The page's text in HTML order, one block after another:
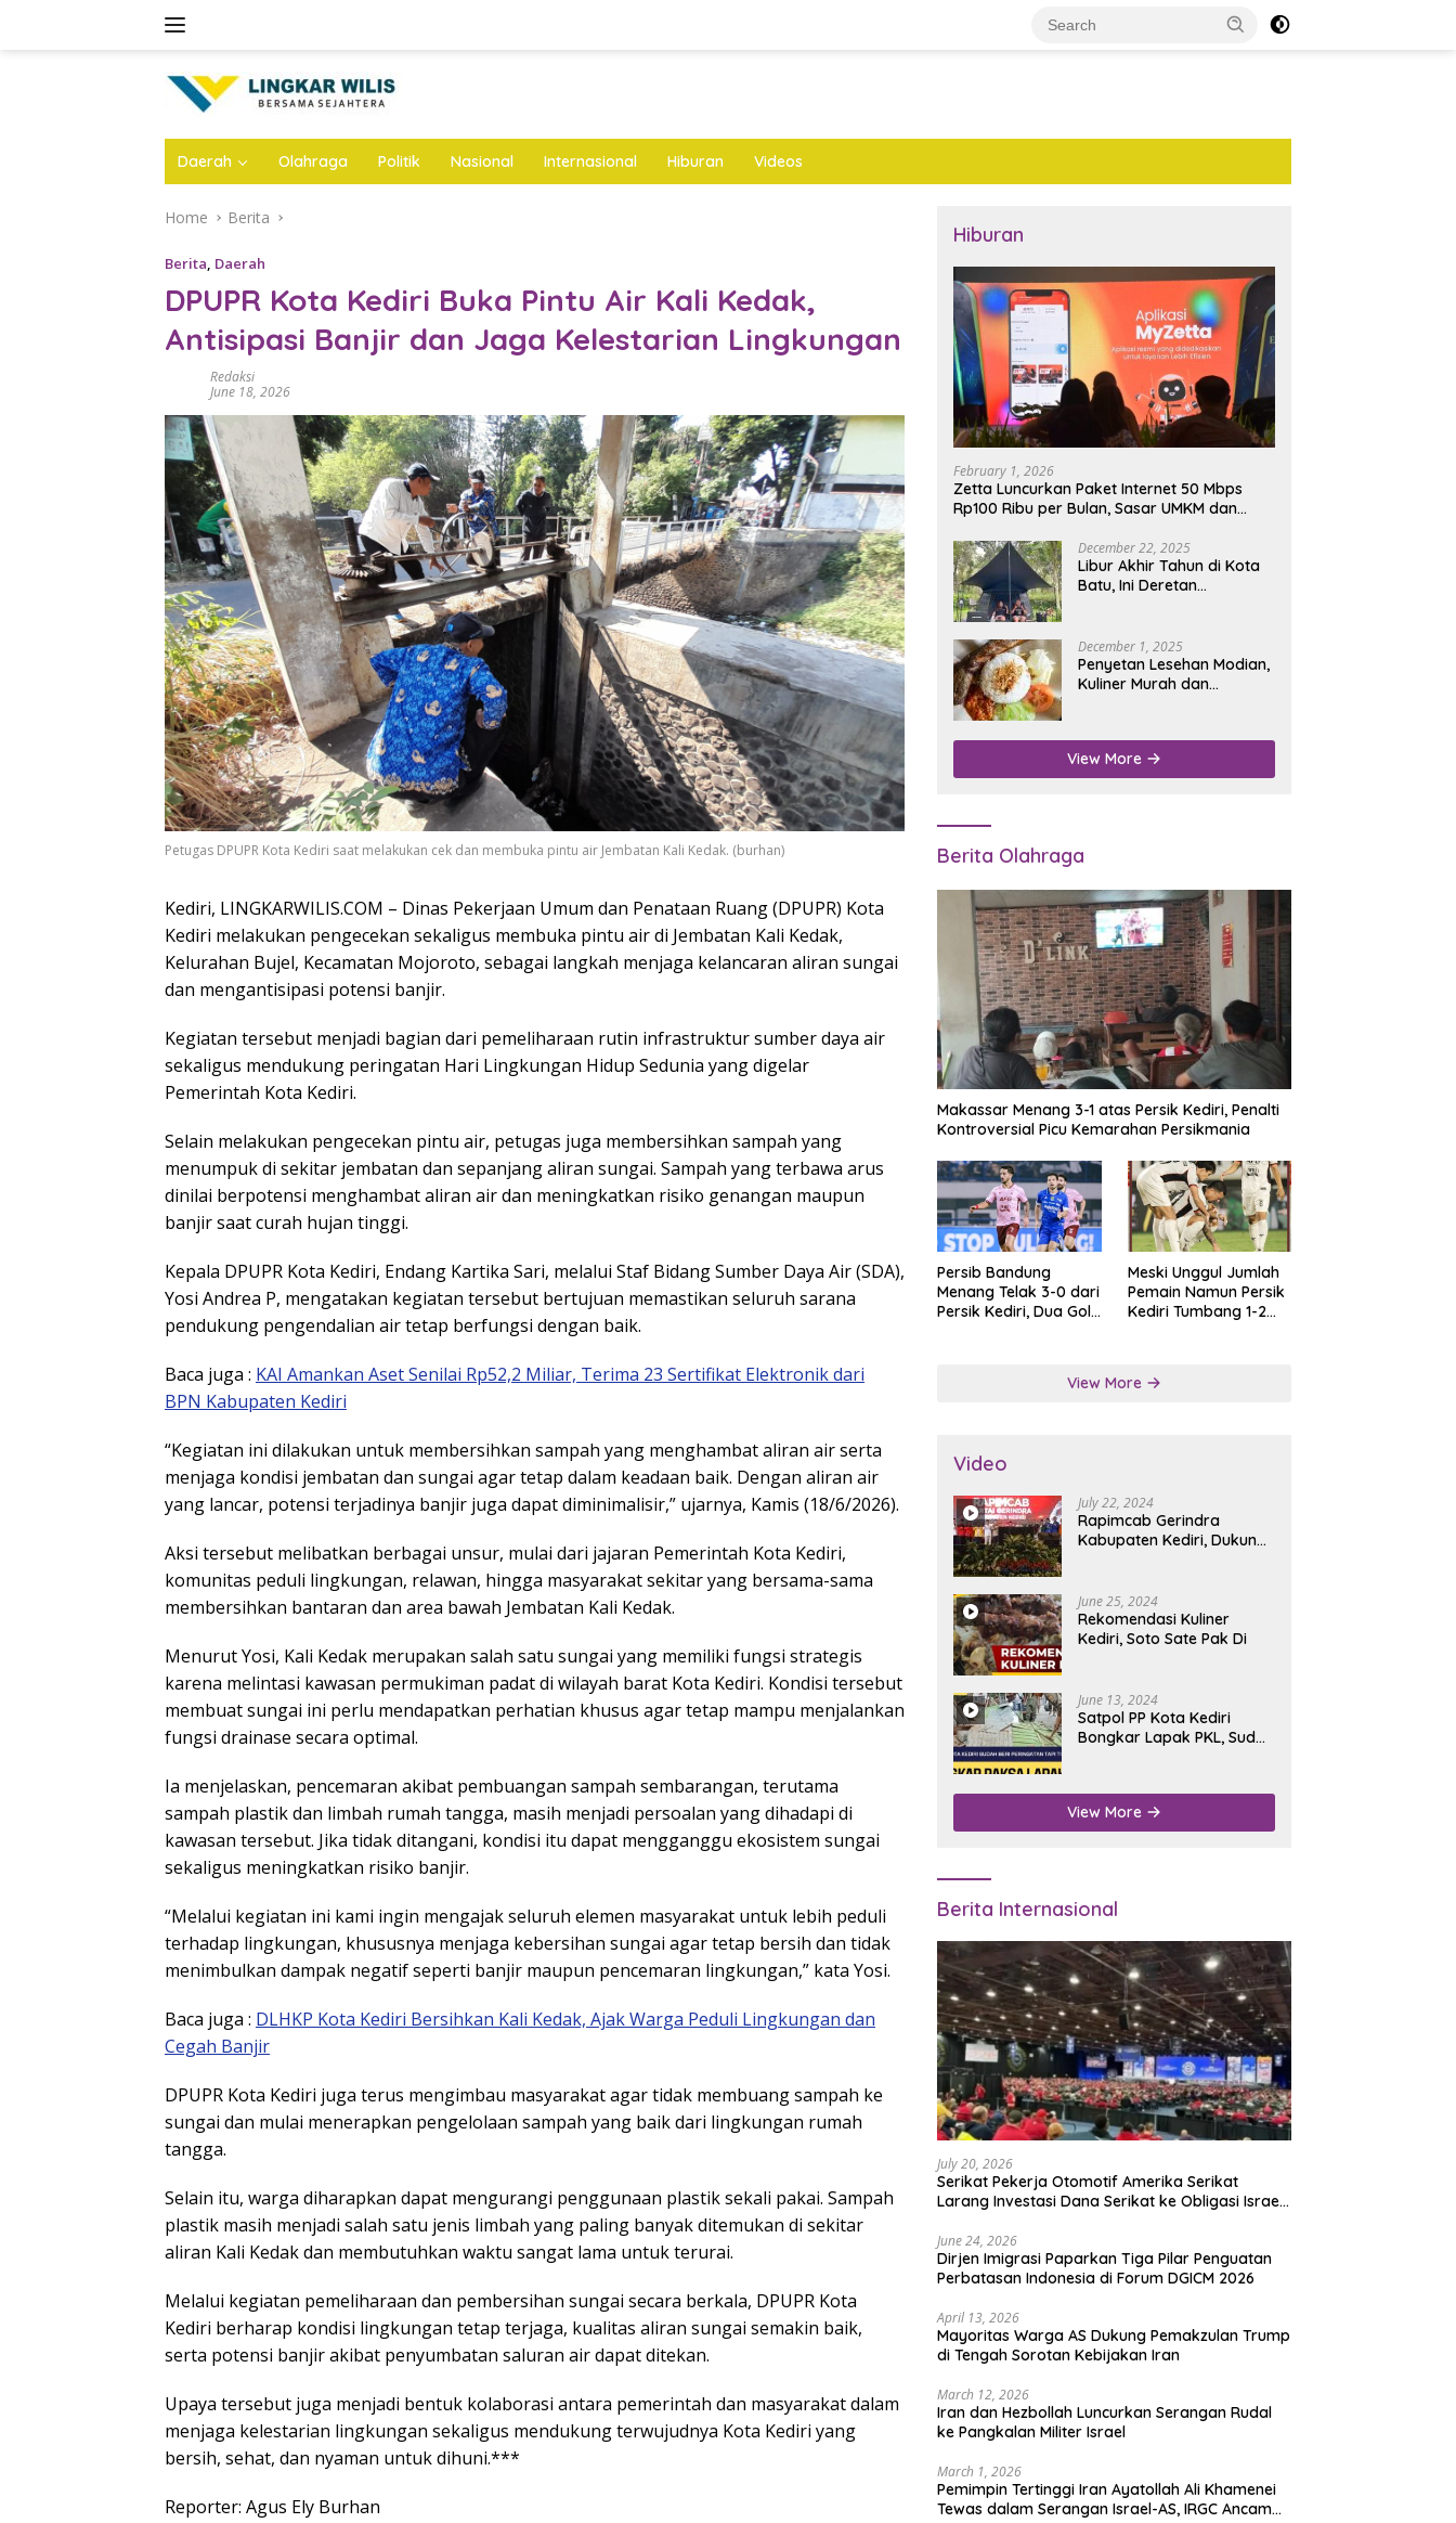
Daerah Olahraga Politik Nasional Internasional Hiburan Videos
Home Berita
Berita, Daerah
DPUPR Kota Kediri Buka Pintu Air Kali Kedak,
Antisipasi Banjir dan Jaga Kelestarian Lingkungan
Redaksi
June 18, 2026
Petugas DPUPR Kota Kediri saat melakukan cek dan membuka pintu air Jembatan Kali Kedak. (burhan)
Kediri, LINGKARWILIS.COM – Dinas Pekerjaan Umum dan Penataan Ruang (DPUPR) Kota
Kediri melakukan pengecekan sekaligus membuka pintu air di Jembatan Kali Kedak,
Kelurahan Bujel, Kecamatan Mojoroto, sebagai langkah menjaga kelancaran aliran sungai
dan mengantisipasi potensi banjir.
Kegiatan tersebut menjadi bagian dari pemeliharaan rutin infrastruktur sumber daya air
sekaligus mendukung peringatan Hari Lingkungan Hidup Sedunia yang digelar
Pemerintah Kota Kediri.
Selain melakukan pengecekan pintu air, petugas juga membersihkan sampah yang
menumpuk di sekitar jembatan dan sepanjang aliran sungai. Sampah yang terbawa arus
dinilai berpotensi menghambat aliran air dan meningkatkan risiko genangan maupun
banjir saat curah hujan tinggi.
Kepala DPUPR Kota Kediri, Endang Kartika Sari, melalui Staf Bidang Sumber Daya Air (SDA),
Yosi Andrea P, mengatakan kegiatan tersebut bertujuan memastikan seluruh sarana
pendukung pengendalian air tetap berfungsi dengan baik.
Baca juga : KAI Amankan Aset Senilai Rp52,2 Miliar, Terima 23 Sertifikat Elektronik dari
BPN Kabupaten Kediri
“Kegiatan ini dilakukan untuk membersihkan sampah yang menghambat aliran air serta
menjaga kondisi jembatan dan sungai agar tetap dalam keadaan baik. Dengan aliran air
yang lancar, potensi terjadinya banjir juga dapat diminimalisir,” ujarnya, Kamis (18/6/2026).
Aksi tersebut melibatkan berbagai unsur, mulai dari jajaran Pemerintah Kota Kediri,
komunitas peduli lingkungan, relawan, hingga masyarakat sekitar yang bersama-sama
membersihkan bantaran dan area bawah Jembatan Kali Kedak.
Menurut Yosi, Kali Kedak merupakan salah satu sungai yang memiliki fungsi strategis
karena melintasi kawasan permukiman padat di wilayah barat Kota Kediri. Kondisi tersebut
membuat sungai ini perlu mendapatkan perhatian khusus agar tetap mampu menjalankan
fungsi drainase secara optimal.
Ia menjelaskan, pencemaran akibat pembuangan sampah sembarangan, terutama
sampah plastik dan limbah rumah tangga, masih menjadi persoalan yang dihadapi di
kawasan tersebut. Jika tidak ditangani, kondisi itu dapat mengganggu ekosistem sungai
sekaligus meningkatkan risiko banjir.
“Melalui kegiatan ini kami ingin mengajak seluruh elemen masyarakat untuk lebih peduli
terhadap lingkungan, khususnya menjaga kebersihan sungai agar tetap bersih dan tidak
menimbulkan dampak negatif seperti banjir maupun pencemaran lingkungan,” kata Yosi.
Baca juga : DLHKP Kota Kediri Bersihkan Kali Kedak, Ajak Warga Peduli Lingkungan dan
Cegah Banjir
DPUPR Kota Kediri juga terus mengimbau masyarakat agar tidak membuang sampah ke
sungai dan mulai menerapkan pengelolaan sampah yang baik dari lingkungan rumah
tangga.
Selain itu, warga diharapkan dapat mengurangi penggunaan plastik sekali pakai. Sampah
plastik masih menjadi salah satu jenis limbah yang paling banyak ditemukan di sekitar
aliran Kali Kedak dan membutuhkan waktu sangat lama untuk terurai.
Melalui kegiatan pemeliharaan dan pembersihan sungai secara berkala, DPUPR Kota
Kediri berharap kondisi lingkungan tetap terjaga, kualitas aliran sungai semakin baik,
serta potensi banjir akibat penyumbatan saluran air dapat ditekan.
Upaya tersebut juga menjadi bentuk kolaborasi antara pemerintah dan masyarakat dalam
menjaga kelestarian lingkungan sekaligus mendukung terwujudnya Kota Kediri yang
bersih, sehat, dan nyaman untuk dihuni.***
Reporter: Agus Ely Burhan
Hiburan
February 1, 2026
Zetta Luncurkan Paket Internet 50 Mbps
Rp100 Ribu per Bulan, Sasar UMKM dan
December 22, 2025
Libur Akhir Tahun di Kota
Batu, Ini Deretan
December 1, 2025
Penyetan Lesehan Modian,
Kuliner Murah dan
Nganjuk
View More
Berita Olahraga
Makassar Menang 3-1 atas Persik Kediri, Penalti
Kontroversial Picu Kemarahan Persikmania
Persib Bandung
Menang Telak 3-0 dari
Persik Kediri, Dua Gol
Meski Unggul Jumlah
Pemain Namun Persik
Kediri Tumbang 1-2
View More
Video
July 22, 2024
Rapimcab Gerindra
Kabupaten Kediri, Dukung
June 25, 2024
Rekomendasi Kuliner
Kediri, Soto Sate Pak Di
June 13, 2024
Satpol PP Kota Kediri
Bongkar Lapak PKL, Sudah
View More
Berita Internasional
July 20, 2026
Serikat Pekerja Otomotif Amerika Serikat
Larang Investasi Dana Serikat ke Obligasi Israel,
June 24, 2026
Dirjen Imigrasi Paparkan Tiga Pilar Penguatan
Perbatasan Indonesia di Forum DGICM 2026
April 13, 2026
Mayoritas Warga AS Dukung Pemakzulan Trump
di Tengah Sorotan Kebijakan Iran
March 12, 2026
Iran dan Hezbollah Luncurkan Serangan Rudal
ke Pangkalan Militer Israel
March 1, 2026
Pemimpin Tertinggi Iran Ayatollah Ali Khamenei
Tewas dalam Serangan Israel-AS, IRGC Ancam